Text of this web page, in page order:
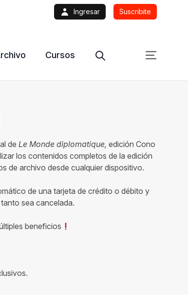
Ingresar Suscribite
Cursos
de Le Monde diplomatique, edición Cono
los contenidos completos de la edición
de archivo desde cualquier dispositivo.
de una tarjeta de crédito o débito y
sea cancelada.
beneficios